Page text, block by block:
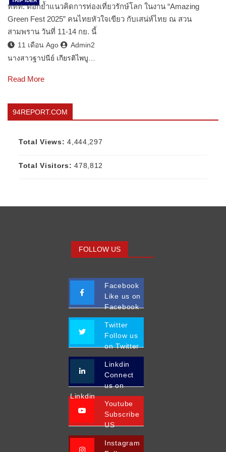
ททท. ตอกย้ำแนวคิดการท่องเที่ยวรักษ์โลก ในงาน “Amazing
Green Fest 2025” คนไทยหัวใจเขียว กับเสน่ห์ไทย ณ สวน
สามพราน วันที่ 11-14 กย. นี้
11 เดือน Ago
Admin2
นางสาวฐาปนีย์ เกียรติไพบู…
Read More
94REPORT.COM
Total Views:4,444,297
Total Visitors:478,812
FOLLOW US
Facebook
Like us on
Facebook
Twitter
Follow us
on Twitter
Linkdin
Connect
us on
Linkdin
Youtube
Subscribe
US
Instagram